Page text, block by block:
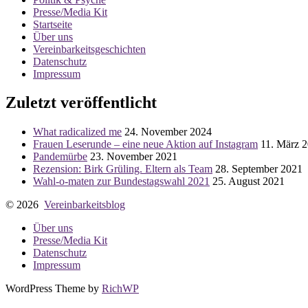
Presse/Media Kit
Startseite
Über uns
Vereinbarkeitsgeschichten
Datenschutz
Impressum
Zuletzt veröffentlicht
What radicalized me 24. November 2024
Frauen Leserunde – eine neue Aktion auf Instagram 11. März
Pandemürbe 23. November 2021
Rezension: Birk Grüling. Eltern als Team 28. September 2021
Wahl-o-maten zur Bundestagswahl 2021 25. August 2021
© 2026 Vereinbarkeitsblog
Über uns
Presse/Media Kit
Datenschutz
Impressum
WordPress Theme by RichWP